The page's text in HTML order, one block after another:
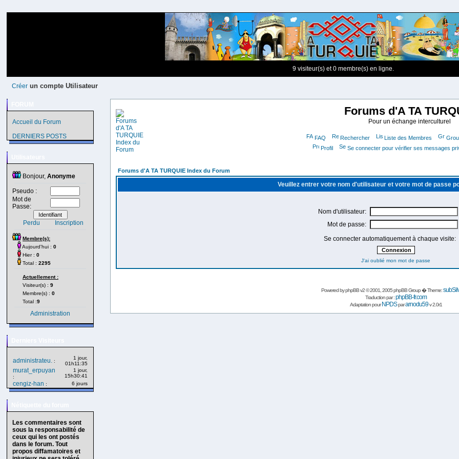
9 visiteur(s) et 0 membre(s) en ligne.
Créer un compte Utilisateur
Accueil du Forum
DERNIERS POSTS
Bonjour, Anonyme
Pseudo :
Mot de
Passe:
Perdu Inscription
Membre(s):
Aujourd'hui : 0
Hier : 0
Total : 2295
Actuellement :
Visiteur(s) : 9
Membre(s) : 0
Total :9
Administration
administrateu. :
1 jour,
01h11:35
murat_erpuyan
:
1 jour,
15h30:41
cengiz-han : 6 jours
Les commentaires sont
sous la responsabilité de
ceux qui les ont postés
dans le forum. Tout
propos diffamatoires et
Forums d'A TA
Pour un échange interculturel
FAQ Rechercher Liste des Membres
Profil
Se connecter pour vérifier ses messages
Forums d'A TA TURQUIE Index du Forum
Veuillez entrer votre nom d'utilisateur et votre mot de passe
Nom d'utilisateur:
Mot de passe:
Se connecter automatiquement à chaque visite:
J'ai oublié mon mot de passe
Powered byphpBBv2 © 2001, 2005 phpBB Group � Theme:
Traduction par :phpBB-fr.com
Adaptation pourNPDSpararnodu59v 2.0r1